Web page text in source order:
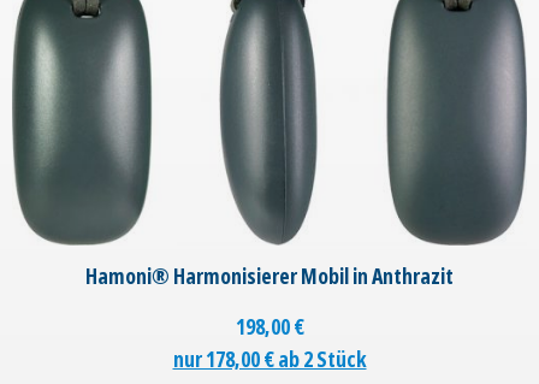
Hamoni® Harmonisierer Mobil in Anthrazit
198,00€
nur 178,00 € ab 2 Stück